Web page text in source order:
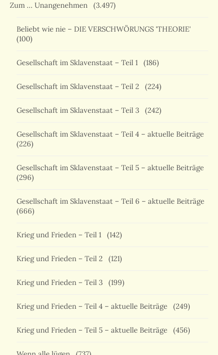
Zum … Unangenehmen (3.497)
Beliebt wie nie – DIE VERSCHWÖRUNGS 'THEORIE'
(100)
Gesellschaft im Sklavenstaat – Teil 1 (186)
Gesellschaft im Sklavenstaat – Teil 2 (224)
Gesellschaft im Sklavenstaat – Teil 3 (242)
Gesellschaft im Sklavenstaat – Teil 4 – aktuelle Beiträge
(226)
Gesellschaft im Sklavenstaat – Teil 5 – aktuelle Beiträge
(296)
Gesellschaft im Sklavenstaat – Teil 6 – aktuelle Beiträge
(666)
Krieg und Frieden – Teil 1 (142)
Krieg und Frieden – Teil 2 (121)
Krieg und Frieden – Teil 3 (199)
Krieg und Frieden – Teil 4 – aktuelle Beiträge (249)
Krieg und Frieden – Teil 5 – aktuelle Beiträge (456)